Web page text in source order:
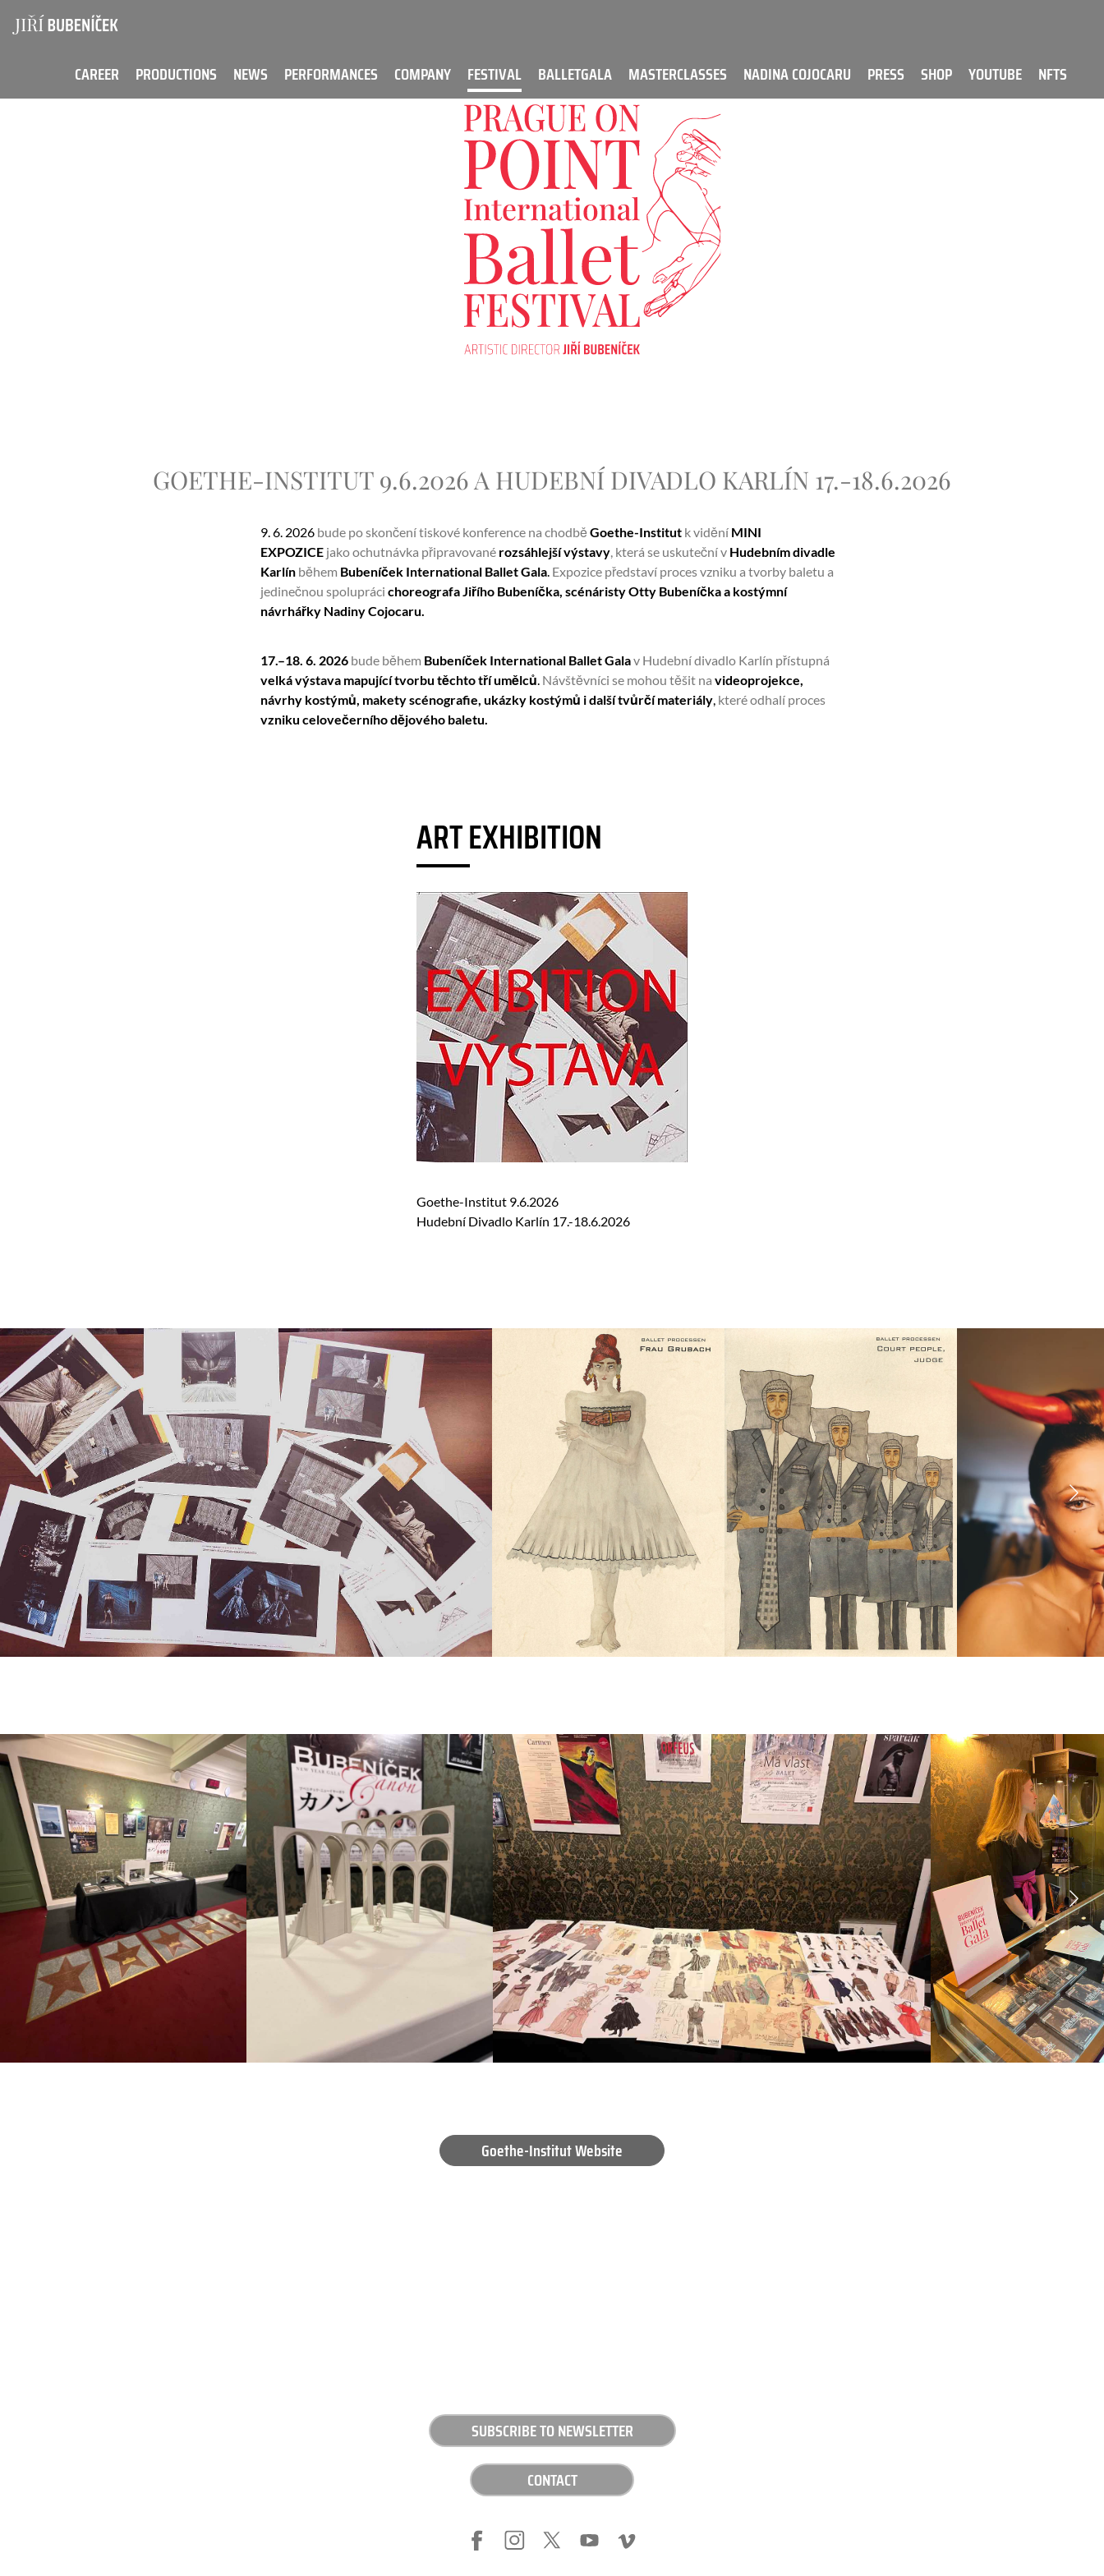
CAREER PRODUCTIONS NEWS PERFORMANCES COMPANY FESTIVAL BALLETGALA MASTERCLASSES NADINA COJOCARU PRESS SHOP YOUTUBE NFTS
GOETHE-INSTITUT 9.6.2026 A HUDEBNÍ DIVADLO KARLÍN 17.-18.6.2026
9. 6. 2026 bude po skončení tiskové konference na chodběGoethe-Institut k vidění MINI
EXPOZICE jako ochutnávka připravované rozsáhlejší výstavy, která se uskuteční v Hudebním divadle
Karlín během Bubeníček International Ballet Gala. Expozice představí proces vzniku a tvorby baletu a
jedinečnou spolupráci choreografa Jiřího Bubeníčka, scénáristy Otty Bubeníčka a kostýmní
návrhářky Nadiny Cojocaru.
17.–18. 6. 2026 bude během Bubeníček International Ballet Galav Hudební divadlo Karlín přístupná
velká výstava mapující tvorbu těchto tří umělců. Návštěvníci se mohou těšit na videoprojekce,
návrhy kostýmů, makety scénografie, ukázky kostýmů i další tvůrčí materiály, které odhalí proces
vzniku celovečerního dějového baletu.
ART EXHIBITION
Goethe-Institut 9.6.2026
Hudební Divadlo Karlín 17.-18.6.2026
Goethe-Institut Website
SUBSCRIBE TO NEWSLETTER
CONTACT